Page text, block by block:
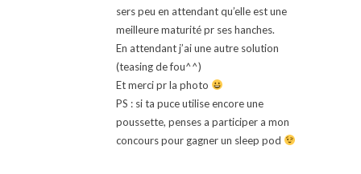
sers peu en attendant qu’elle est une
meilleure maturité pr ses hanches.
En attendant j’ai une autre solution
(teasing de fou^^)
Et merci pr la photo
PS : si ta puce utilise encore une
poussette, penses a participer a mon
concours pour gagner un sleep pod